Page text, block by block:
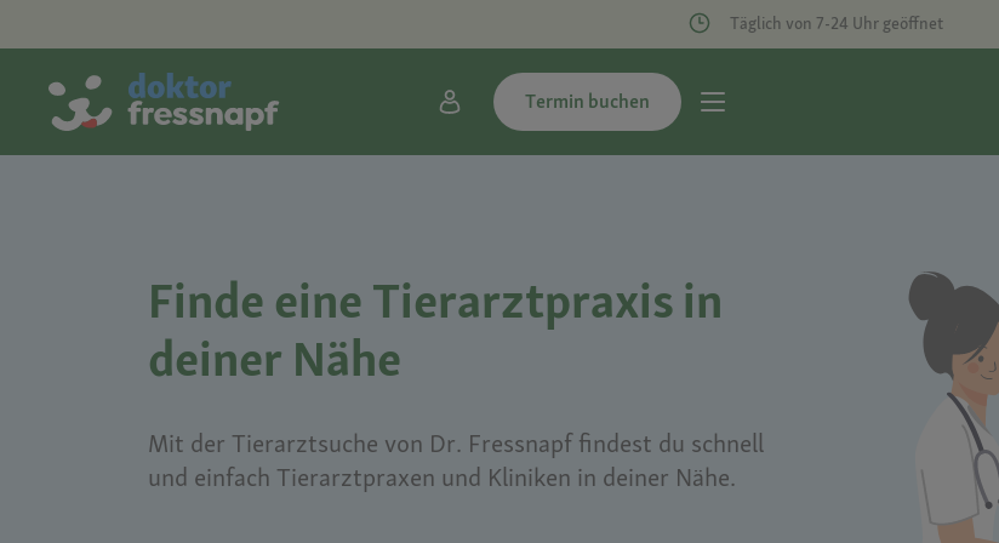
Täglich von 7-24 Uhr geöffnet
Termin buchen
Finde eine Tierarztpraxis in
deiner Nähe
Mit der Tierarztsuche von Dr. Fressnapf findest du schnell
und einfach Tierarztpraxen und Kliniken in deiner Nähe.